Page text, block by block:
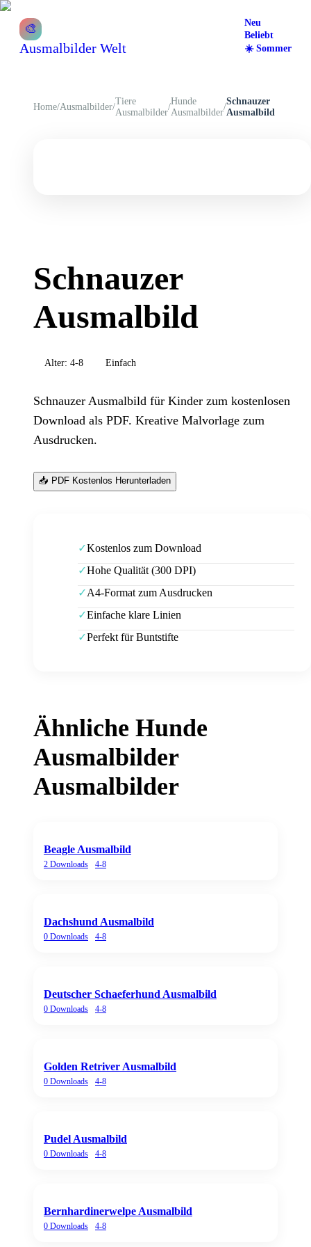
🎨
Ausmalbilder Welt
Neu
Beliebt
☀️ Sommer
Home/Ausmalbilder/
Tiere
Ausmalbilder
/
Hunde
Ausmalbilder
/
Schnauzer
Ausmalbild
Schnauzer
Ausmalbild
Alter: 4-8 Einfach
Schnauzer Ausmalbild für Kinder zum kostenlosen
Download als PDF. Kreative Malvorlage zum
Ausdrucken.
📥 PDF Kostenlos Herunterladen
✓Kostenlos zum Download
✓Hohe Qualität (300 DPI)
✓A4-Format zum Ausdrucken
✓Einfache klare Linien
✓Perfekt für Buntstifte
Ähnliche Hunde
Ausmalbilder
Ausmalbilder
Beagle Ausmalbild
2 Downloads 4-8
Dachshund Ausmalbild
0 Downloads 4-8
Deutscher Schaeferhund Ausmalbild
0 Downloads 4-8
Golden Retriver Ausmalbild
0 Downloads 4-8
Pudel Ausmalbild
0 Downloads 4-8
Bernhardinerwelpe Ausmalbild
0 Downloads 4-8